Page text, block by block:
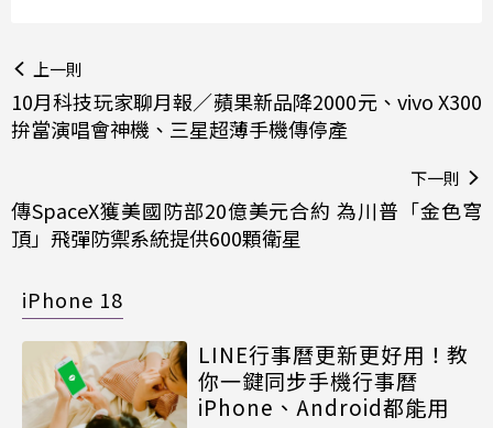
上一則
10月科技玩家聊月報／蘋果新品降2000元、vivo X300
拚當演唱會神機、三星超薄手機傳停產
下一則
傳SpaceX獲美國防部20億美元合約 為川普「金色穹
頂」飛彈防禦系統提供600顆衛星
iPhone 18
LINE行事曆更新更好用！教
你一鍵同步手機行事曆
iPhone、Android都能用